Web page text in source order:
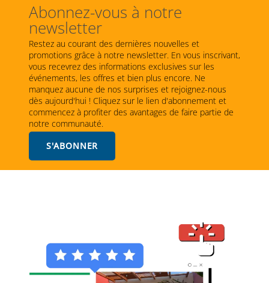
Abonnez-vous à notre
newsletter
Restez au courant des dernières nouvelles et
promotions grâce à notre newsletter. En vous inscrivant,
vous recevrez des informations exclusives sur les
événements, les offres et bien plus encore. Ne
manquez aucune de nos surprises et rejoignez-nous
dès aujourd'hui ! Cliquez sur le lien d'abonnement et
commencez à profiter des avantages de faire partie de
notre communauté.
S'ABONNER